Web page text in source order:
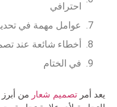
احترافي
عوامل مهمة في
أخطاء شائعة عند
في الختام
يعد أمر تصميم شعار من